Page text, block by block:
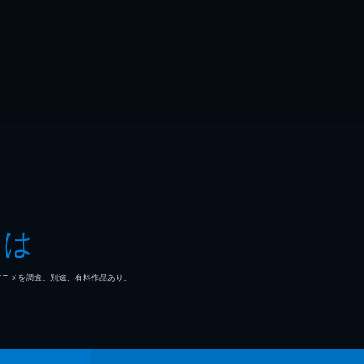
を調査。別途、有料作品あり。